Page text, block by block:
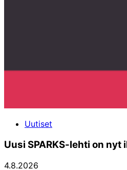
Uutiset
Uusi SPARKS-lehti on nyt
4.8.2026